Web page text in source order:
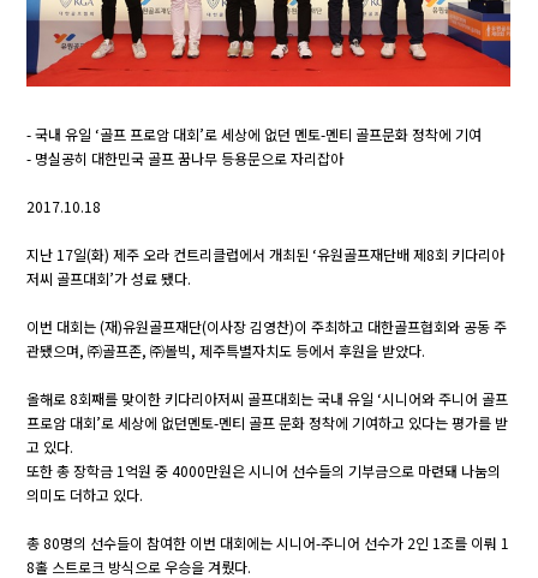
- 국내 유일 ‘골프 프로암 대회’로 세상에 없던 멘토-멘티 골프문화 정착에 기여
- 명실공히 대한민국 골프 꿈나무 등용문으로 자리잡아
2017.10.18
지난 17일(화) 제주 오라 컨트리클럽에서 개최된 ‘유원골프재단배 제8회 키다리아
저씨 골프대회’가 성료 됐다.
이번 대회는 (재)유원골프재단(이사장 김영찬)이 주최하고 대한골프협회와 공동 주
관됐으며, ㈜골프존, ㈜볼빅, 제주특별자치도 등에서 후원을 받았다.
올해로 8회째를 맞이한 키다리아저씨 골프대회는 국내 유일 ‘시니어와 주니어 골프
프로암 대회’로 세상에 없던멘토-멘티 골프 문화 정착에 기여하고 있다는 평가를 받
고 있다.
또한 총 장학금 1억원 중 4000만원은 시니어 선수들의 기부금으로 마련돼 나눔의
의미도 더하고 있다.
총 80명의 선수들이 참여한 이번 대회에는 시니어-주니어 선수가 2인 1조를 이뤄 1
8홀 스트로크 방식으로 우승을 겨뤘다.